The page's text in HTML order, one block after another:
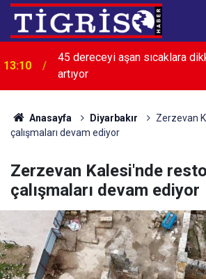
13:08
İkinci el otomobilde dengeler
talep arttı
Anasayfa Diyarbakır
Zerzevan
çalışmaları devam ediyor
Zerzevan Kalesi'nde
çalışmaları devam ediyor